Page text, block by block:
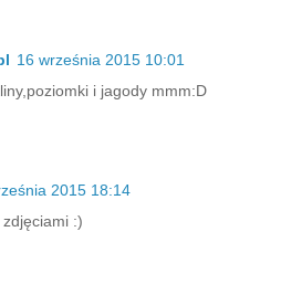
16 września 2015 10:01
i jagody mmm:D
2015 18:14
zdjęciami :)